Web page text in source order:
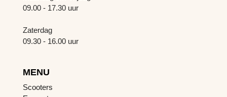
09.00 - 17.30 uur
Zaterdag
09.30 - 16.00 uur
MENU
Scooters